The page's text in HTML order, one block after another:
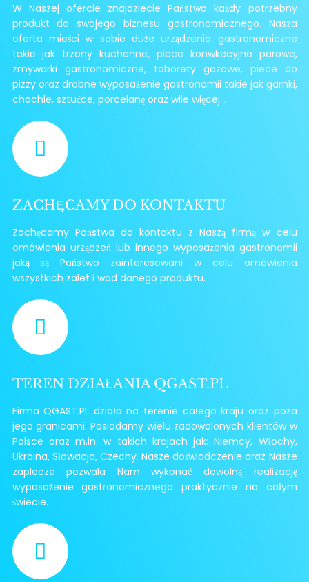
W Naszej ofercie znajdziecie Państwo każdy potrzebny
produkt do swojego biznesu gastronomicznego. Nasza
oferta mieści w sobie duże urządzenia gastronomiczne
takie jak trzony kuchenne, piece konwkecyjno parowe,
zmywarki gastronomiczne, taborety gazowe, piece do
pizzy oraz drobne wyposażenie gastronomii takie jak garnki,
chochle, sztućce, porcelanę oraz wile więcej...
ZACHĘCAMY DO KONTAKTU
Zachęcamy Państwa do kontaktu z Naszą firmą w celu
omówienia urządzeń lub innego wyposażenia gastronomii
jaką są Państwo zainteresowani w celu omówienia
wszystkich zalet i wad danego produktu.
TEREN DZIAŁANIA QGAST.PL
Firma QGAST.PL działa na terenie całego kraju oraz poza
jego granicami. Posiadamy wielu zadowolonych klientów w
Polsce oraz m.in. w takich krajach jak: Niemcy, Włochy,
Ukraina, Słowacja, Czechy. Nasze doświadczenie oraz Nasze
zaplecze pozwala Nam wykonać dowolną realizację
wyposażenie gastronomicznego praktycznie na całym
świecie.